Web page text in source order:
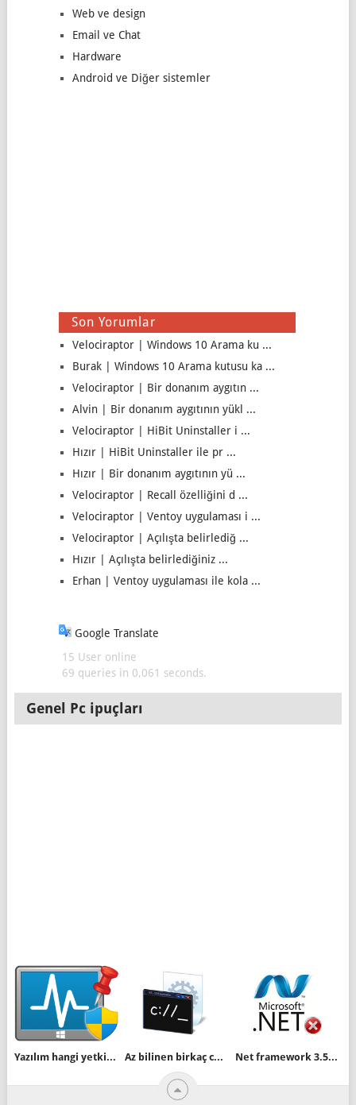
Web ve design
Email ve Chat
Hardware
Android ve Diğer sistemler
Son Yorumlar
Velociraptor | Windows 10 Arama ku ...
Burak | Windows 10 Arama kutusu ka ...
Velociraptor | Bir donanım aygıtın ...
Alvin | Bir donanım aygıtının yükl ...
Velociraptor | HiBit Uninstaller i ...
Hızır | HiBit Uninstaller ile pr ...
Hızır | Bir donanım aygıtının yü ...
Velociraptor | Recall özelliğini d ...
Velociraptor | Ventoy uygulaması i ...
Velociraptor | Açılışta belirlediğ ...
Hızır | Açılışta belirlediğiniz ...
Erhan | Ventoy uygulaması ile kola ...
Google Translate
15 User online
69 queries in 0,061 seconds.
Genel Pc ipuçları
Yazılım hangi yetkilerle çalışıyor kolayca öğrenin Az bilinen birkaç cmd komutu Net framework 3.5 hatası 0x800F0906 ve 0x800F081F